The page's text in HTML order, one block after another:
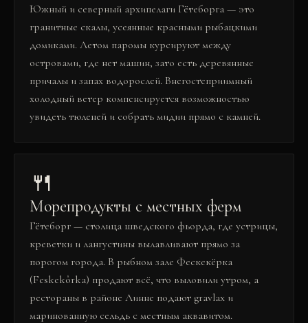
Южный и северный архипелаги Гётеборга — это
гранитные скалы, усеянные красными рыбацкими
домиками. Летом паромы курсируют между
островами, где нет машин, зато есть деревянные
причалы и запах водорослей. Внегостеприимный
холодный ветер компенсируется возможностью
увидеть тюленей и собрать мидии прямо с камней.
🍴
Морепродукты с местных ферм
Гётеборг — столица шведского фьорда, где устрицы,
креветки и лангустины вылавливают прямо за
порогом города. В рыбном зале Фескекёрка
(Feskekôrka) продают всё, что выловили утром, а
рестораны в районе Линне подают gravlax и
маринованную сельдь с местным аквавитом.